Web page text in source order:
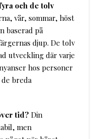
och de tolv
vår, sommar, höst
baserad på
djup. De tolv
utveckling där varje
hos personer
breda
tid? Din
men